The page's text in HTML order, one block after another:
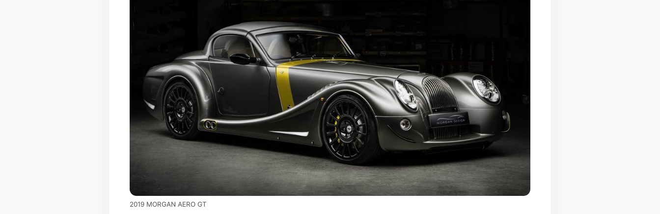
2019 MORGAN AERO GT